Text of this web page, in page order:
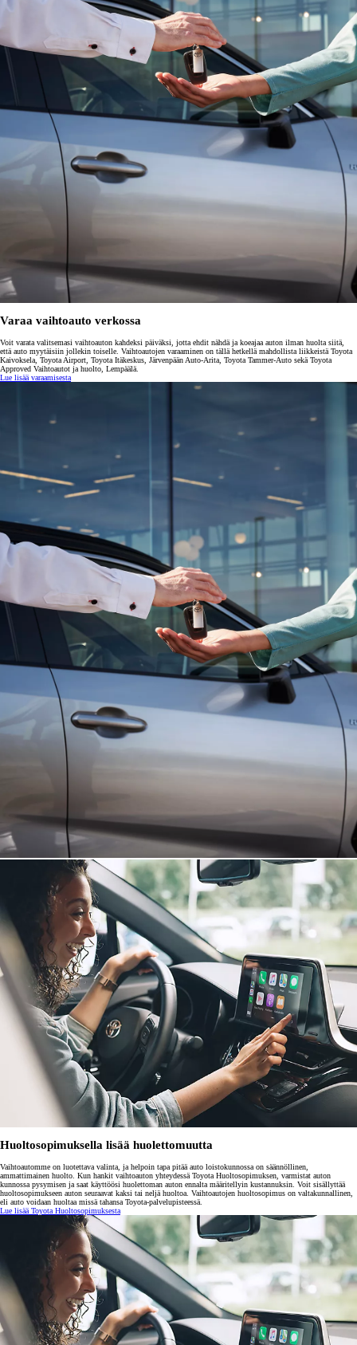
Varaa vaihtoauto verkossa
Voit varata valitsemasi vaihtoauton kahdeksi päiväksi, jotta ehdit nähdä ja koeajaa auton ilman huolta siitä,
että auto myytäisiin jollekin toiselle. Vaihtoautojen varaaminen on tällä hetkellä mahdollista liikkeistä Toyota
Kaivoksela, Toyota Airport, Toyota Itäkeskus, Järvenpään Auto-Arita, Toyota Tammer-Auto sekä Toyota
Approved Vaihtoautot ja huolto, Lempäälä.
Lue lisää varaamisesta
Huoltosopimuksella lisää huolettomuutta
Vaihtoautomme on luotettava valinta, ja helpoin tapa pitää auto loistokunnossa on säännöllinen,
ammattimainen huolto. Kun hankit vaihtoauton yhteydessä Toyota Huoltosopimuksen, varmistat auton
kunnossa pysymisen ja saat käyttöösi huolettoman auton ennalta määritellyin kustannuksin. Voit sisällyttää
huoltosopimukseen auton seuraavat kaksi tai neljä huoltoa. Vaihtoautojen huoltosopimus on valtakunnallinen,
eli auto voidaan huoltaa missä tahansa Toyota-palvelupisteessä.
Lue lisää Toyota Huoltosopimuksesta